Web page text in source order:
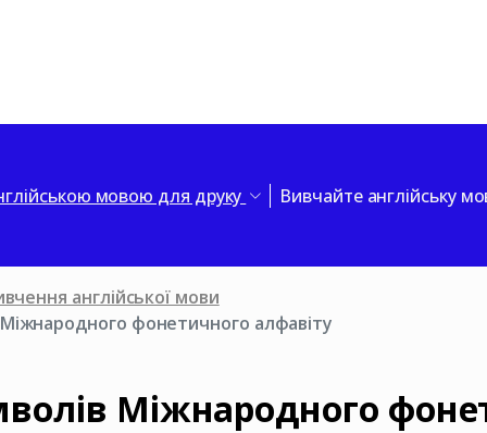
мовою для друку Вивчайте англійську
англійської мови
фонетичного алфавіту
Міжнародного